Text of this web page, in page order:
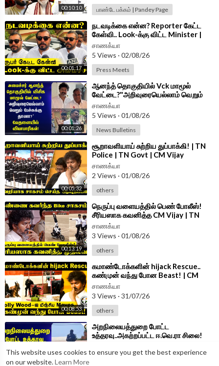
This website uses cookies to ensure you get the best experience
on our website.Learn More
00:10:10 பாண்டே பக்கம் | Pandey Page
00:01:17
⁣நடவடிக்கை என்ன? Reporter கேட்ட
கேள்வி.. Look-க்கு விட்ட Minister |
Srinath
சாணக்யா
5 Views · 02/08/26
Press Meets
00:01:26
⁣ஆனந்த் தொகுதியில் Vck மாமூல்
வேட்டை?"அறிவுரையெல்லாம் வெறும்
பேச்சுக்கு தானா?" | T Nagar | TVK
Govt
சாணக்யா
5 Views · 01/08/26
News Bulletins
00:05:32
⁣சூறாவளியாய் சுற்றிய துப்பாக்கி! | TN
Police | TN Govt | CM Vijay
சாணக்யா
2 Views · 01/08/26
others
00:13:19
⁣நெருப்பு வளையத்தில் பெண் போலீஸ்!
சீரியஸாக கவனித்த CM Vijay | TN
Police | TN Govt | Women
Empowerment
சாணக்யா
3 Views · 01/08/26
others
00:08:53
⁣கமாண்டோக்களின் hijack Rescue..
கண்முன் வந்து போன Beast! | CM
Vijay | TN Police | TN Govt
சாணக்யா
3 Views · 31/07/26
others
⁣அறநிலையத்துறை போட்ட
உத்தரவு..அகற்றப்பட்ட ஈ.வெ.ரா சிலை!
4 Views 31/07/26